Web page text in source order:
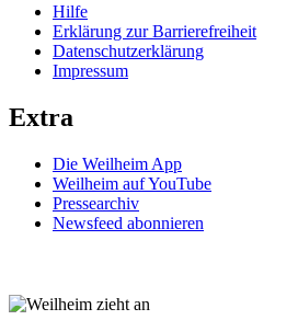
Hilfe
Erklärung zur Barrierefreiheit
Datenschutzerklärung
Impressum
Extra
Die Weilheim App
Weilheim auf YouTube
Pressearchiv
Newsfeed abonnieren